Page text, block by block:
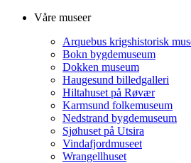
Våre museer
Arquebus krigshistorisk
Bokn bygdemuseum
Dokken museum
Haugesund billedgalleri
Hiltahuset på Røvær
Karmsund folkemuseum
Nedstrand bygdemuseum
Sjøhuset på Utsira
Vindafjordmuseet
Wrangellhuset